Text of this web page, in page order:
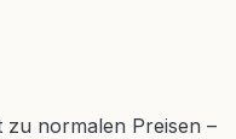
normalen Preisen –